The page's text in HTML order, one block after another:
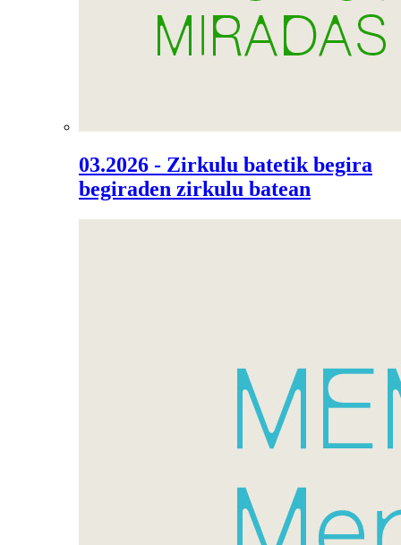
03.2026 - Zirkulu batetik begira
begiraden zirkulu batean